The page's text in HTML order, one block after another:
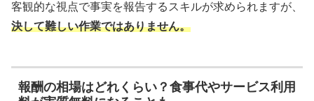
客観的な視点で事実を報告するスキルが求められますが、
決して難しい作業ではありません。
報酬の相場はどれくらい？食事代やサービス利用